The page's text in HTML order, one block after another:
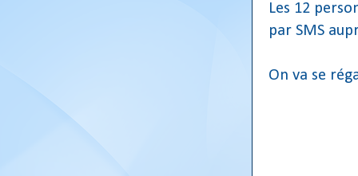
Les 12
par SMS
On va se